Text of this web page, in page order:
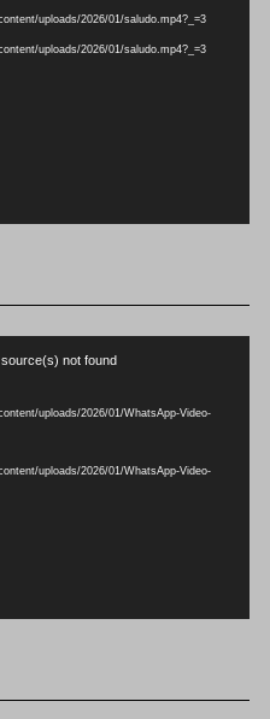
uploads/2026/01/saludo.mp4?_=3
uploads/2026/01/saludo.mp4?_=3
not found
uploads/2026/01/WhatsApp-Video-
uploads/2026/01/WhatsApp-Video-